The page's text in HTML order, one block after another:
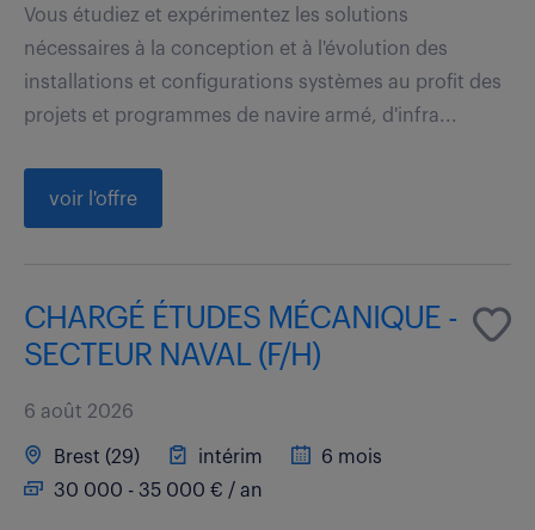
Vous étudiez et expérimentez les solutions
nécessaires à la conception et à l'évolution des
installations et configurations systèmes au profit des
projets et programmes de navire armé, d'infra...
voir l'offre
CHARGÉ ÉTUDES MÉCANIQUE -
SECTEUR NAVAL (F/H)
6 août 2026
Brest (29) intérim
6 mois
30 000 - 35 000 € / an